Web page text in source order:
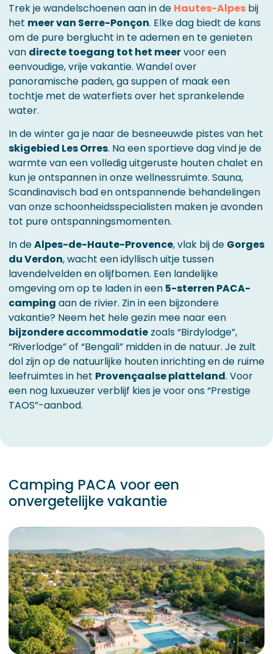
Trek je wandelschoenen aan in de Hautes-Alpes bij
het meer van Serre-Ponçon. Elke dag biedt de kans
om de pure berglucht in te ademen en te genieten
van directe toegang tot het meervoor een
eenvoudige, vrije vakantie. Wandel over
panoramische paden, ga suppen of maak een
tochtje met de waterfiets over het sprankelende
water.
In de winter ga je naar de besneeuwde pistes van het
skigebied Les Orres. Na een sportieve dag vind je de
warmte van een volledig uitgeruste houten chalet en
kun je ontspannen in onze wellnessruimte. Sauna,
Scandinavisch bad en ontspannende behandelingen
van onze schoonheidsspecialisten maken je avonden
tot pure ontspanningsmomenten.
In deAlpes-de-Haute-Provence, vlak bij de Gorges
du Verdon, wacht een idyllisch uitje tussen
lavendelvelden en olijfbomen. Een landelijke
omgeving om op te laden in een 5-sterren PACA-
camping aan de rivier. Zin in een bijzondere
vakantie? Neem het hele gezin mee naar een
bijzondere accommodatie zoals “Birdylodge”,
“Riverlodge” of “Bengali” midden in de natuur. Je zult
dol zijn op de natuurlijke houten inrichting en de ruime
leefruimtes in het Provençaalse platteland. Voor
een nog luxueuzer verblijf kies je voor ons “Prestige
TAOS”-aanbod.
Camping PACA voor een
onvergetelijke vakantie